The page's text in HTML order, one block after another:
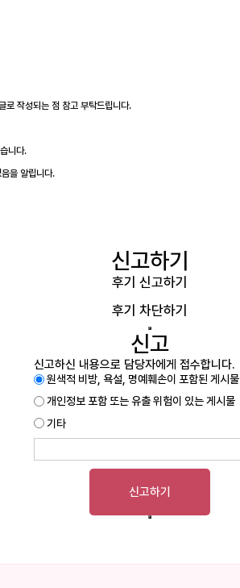
로 작성되는 점 참고 부탁드립니다.
니다.
을 알립니다.
신고하기
후기 신고하기
후기 차단하기
신고
신고하신 내용으로 담당자에게 접수합니다.
원색적 비방, 욕설, 명예훼손이 포함된 게시물
개인정보 포함 또는 유출 위험이 있는 게시물
기타
신고하기